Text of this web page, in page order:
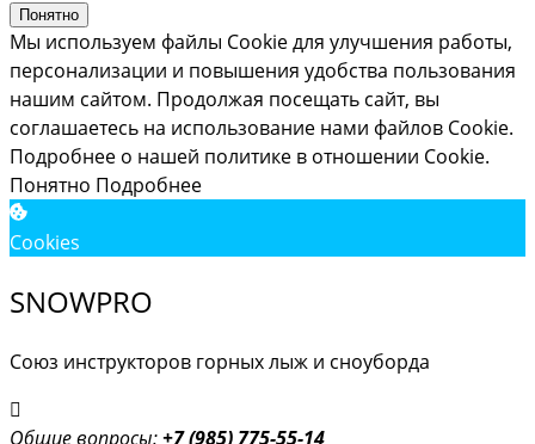
Понятно
Мы используем файлы Cookie для улучшения работы,
персонализации и повышения удобства пользования
нашим сайтом. Продолжая посещать сайт, вы
соглашаетесь на использование нами файлов Cookie.
Подробнее о нашей политике в отношении Cookie.
Понятно Подробнее
Cookies
SNOWPRO
Союз инструкторов горных лыж и сноуборда
Общие вопросы:+7 (985) 775-55-14